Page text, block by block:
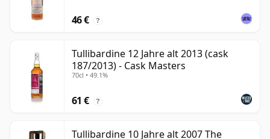
46 € ?
Tullibardine 12 Jahre alt 2013 (cask
187/2013) - Cask Masters
70cl • 49.1%
61 € ?
Tullibardine 10 Jahre alt 2007 The